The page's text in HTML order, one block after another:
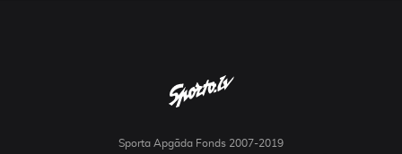
Sporta Apgāda Fonds 2007-2019